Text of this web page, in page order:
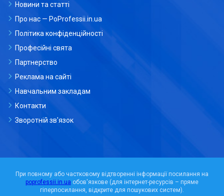
Новини та статті
Про нас — PoProfessii.in.ua
Політика конфіденційності
Професійні свята
Партнерство
Реклама на сайті
Навчальним закладам
Контакти
Зворотній зв'язок
При повному або частковому відтворенні інформації посилання на
poprofessii.in.ua обов'язкове (для інтернет-ресурсів – пряме
гіперпосилання, відкрите для пошукових систем).